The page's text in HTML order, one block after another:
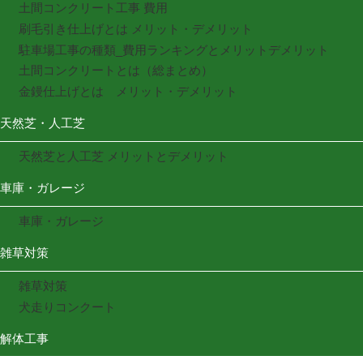
土間コンクリート工事 費用
刷毛引き仕上げとは メリット・デメリット
駐車場工事の種類_費用ランキングとメリットデメリット
土間コンクリートとは（総まとめ）
金鏝仕上げとは メリット・デメリット
天然芝・人工芝
天然芝と人工芝 メリットとデメリット
車庫・ガレージ
車庫・ガレージ
雑草対策
雑草対策
犬走りコンクート
解体工事